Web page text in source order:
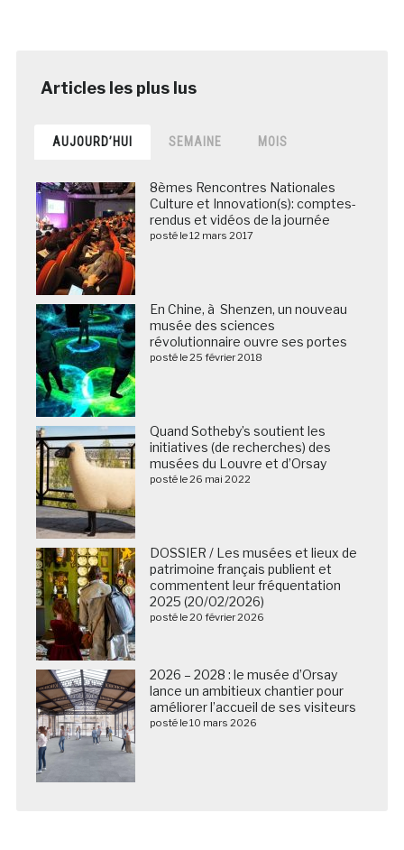
AUJOURD’HUI SEMAINE MOIS
8èmes Rencontres Nationales
Culture et Innovation(s): comptes-
rendus et vidéos de la journée
posté le 12 mars 2017
En Chine, à Shenzen, un nouveau
musée des sciences
révolutionnaire ouvre ses portes
posté le 25 février 2018
Quand Sotheby’s soutient les
initiatives (de recherches) des
musées du Louvre et d’Orsay
posté le 26 mai 2022
DOSSIER / Les musées et lieux de
patrimoine français publient et
commentent leur fréquentation
2025 (20/02/2026)
posté le 20 février 2026
2026 – 2028 : le musée d’Orsay
lance un ambitieux chantier pour
améliorer l’accueil de ses visiteurs
posté le 10 mars 2026